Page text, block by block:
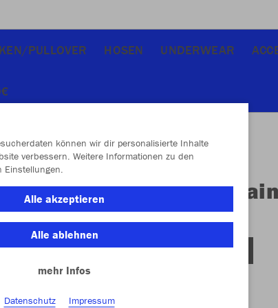
PULLOVER HOSEN UNDERWEAR
JAKO
Set-Bestellung
können wir dir personalisierte Inhalte
verbessern. Weitere Informationen zu den
Einstellungen.
Alle akzeptieren
Alle ablehnen
mehr Infos
Datenschutz Impressum